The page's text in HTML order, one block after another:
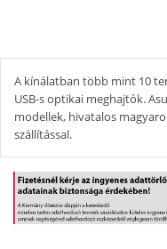
A kínálatban több mint 10
USB-s optikai meghajtók.
modellek, hivatalos
szállítással.